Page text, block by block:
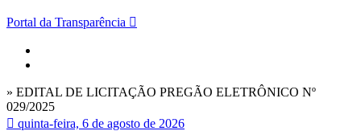
Portal da Transparência
» EDITAL DE LICITAÇÃO PREGÃO ELETRÔNICO Nº
029/2025
quinta-feira, 6 de agosto de 2026